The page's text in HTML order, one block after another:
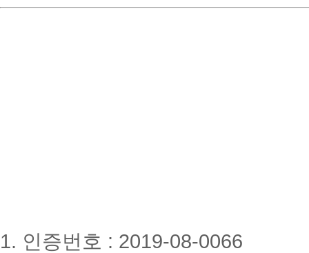
1. 인증번호 : 2019-08-0066